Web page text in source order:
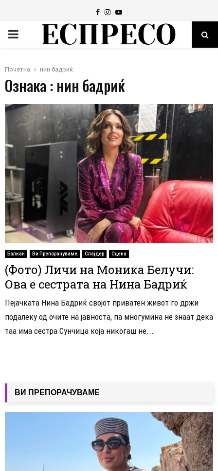
Facebook
Instagram
Youtube
PRIMARY
Почетна нин бадриќ
Ознака : нин бадриќ
Балкан Ви Препорачуваме Слајдер Сцена
(Фото) Личи на Моника Белучи:
Ова е сестрата на Нина Бадриќ
Пејачката Нина Бадриќ својот приватен живот го држи
подалеку од очите на јавноста, па многумина не знаат дека
таа има сестра Сунчица која никогаш не...
ВИ ПРЕПОРАЧУВАМЕ